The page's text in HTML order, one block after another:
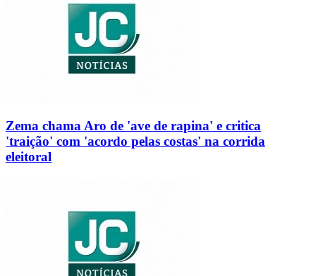
Zema chama Aro de 'ave de rapina' e critica
'traição' com 'acordo pelas costas' na corrida
eleitoral